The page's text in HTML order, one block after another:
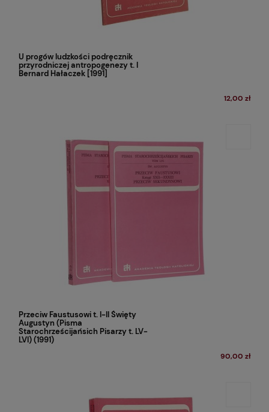
U progów ludzkości podręcznik
przyrodniczej antropogenezy t. I
Bernard Hałaczek [1991]
12,00 zł
Przeciw Faustusowi t. I-II Święty
Augustyn (Pisma
Starochrześcijańsich Pisarzy t. LV-
LVI) (1991)
90,00 zł